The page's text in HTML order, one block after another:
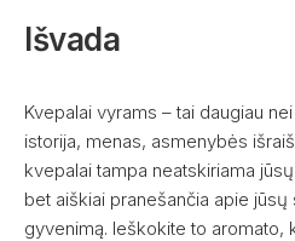
Išvada
Kvepalai vyrams – tai daugiau
istorija, menas, asmenybės
kvepalai tampa neatskiriama
bet aiškiai pranešančia apie
gyvenimą. Ieškokite to aromato,